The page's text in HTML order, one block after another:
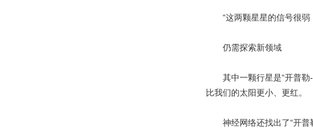
“这两颗星星的信号很弱
仍需探索新领域
其中一颗行星是“开普勒-
比我们的太阳更小、更红。
神经网络还找出了“开普